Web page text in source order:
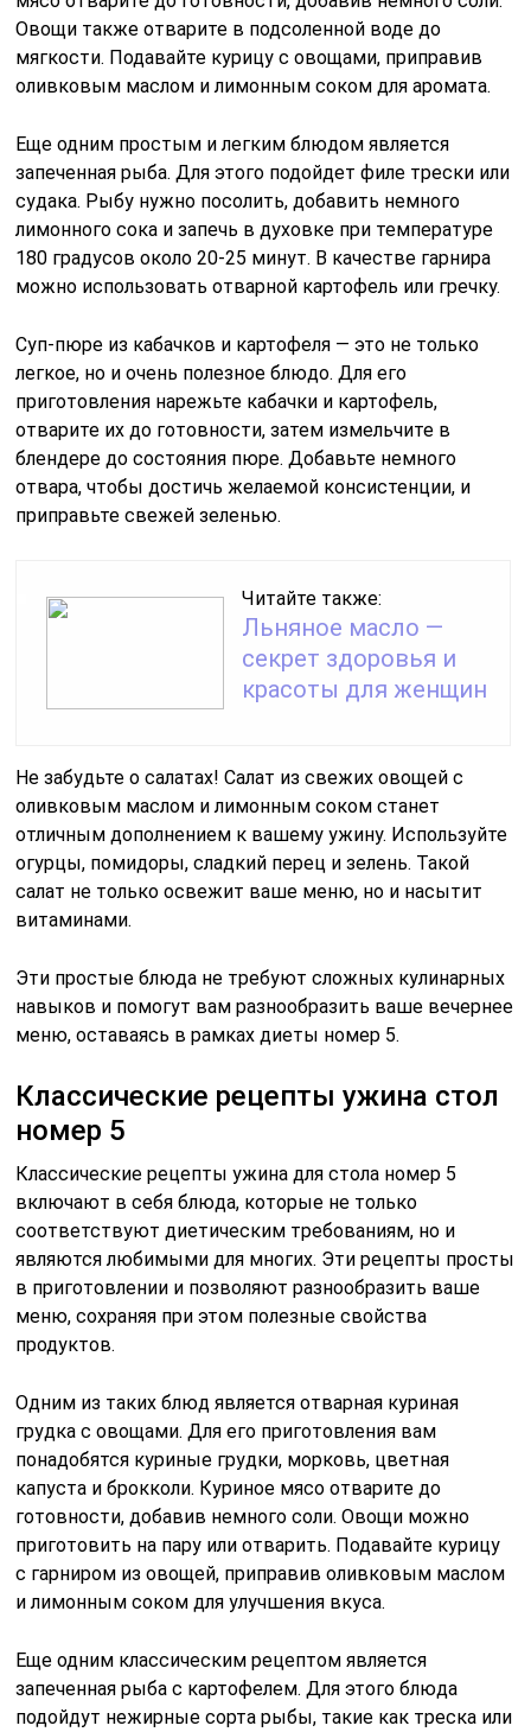
Овощи также отварите в подсоленной воде до
мягкости. Подавайте курицу с овощами, приправив
оливковым маслом и лимонным соком для аромата.
Еще одним простым и легким блюдом является
запеченная рыба. Для этого подойдет филе трески или
судака. Рыбу нужно посолить, добавить немного
лимонного сока и запечь в духовке при температуре
180 градусов около 20-25 минут. В качестве гарнира
можно использовать отварной картофель или гречку.
Суп-пюре из кабачков и картофеля — это не только
легкое, но и очень полезное блюдо. Для его
приготовления нарежьте кабачки и картофель,
отварите их до готовности, затем измельчите в
блендере до состояния пюре. Добавьте немного
отвара, чтобы достичь желаемой консистенции, и
приправьте свежей зеленью.
Читайте также:
Льняное масло —
секрет здоровья и
красоты для женщин
Не забудьте о салатах! Салат из свежих овощей с
оливковым маслом и лимонным соком станет
отличным дополнением к вашему ужину. Используйте
огурцы, помидоры, сладкий перец и зелень. Такой
салат не только освежит ваше меню, но и насытит
витаминами.
Эти простые блюда не требуют сложных кулинарных
навыков и помогут вам разнообразить ваше вечернее
меню, оставаясь в рамках диеты номер 5.
Классические рецепты ужина стол
номер 5
Классические рецепты ужина для стола номер 5
включают в себя блюда, которые не только
соответствуют диетическим требованиям, но и
являются любимыми для многих. Эти рецепты просты
в приготовлении и позволяют разнообразить ваше
меню, сохраняя при этом полезные свойства
продуктов.
Одним из таких блюд является отварная куриная
грудка с овощами. Для его приготовления вам
понадобятся куриные грудки, морковь, цветная
капуста и брокколи. Куриное мясо отварите до
готовности, добавив немного соли. Овощи можно
приготовить на пару или отварить. Подавайте курицу
с гарниром из овощей, приправив оливковым маслом
и лимонным соком для улучшения вкуса.
Еще одним классическим рецептом является
запеченная рыба с картофелем. Для этого блюда
подойдут нежирные сорта рыбы, такие как треска или